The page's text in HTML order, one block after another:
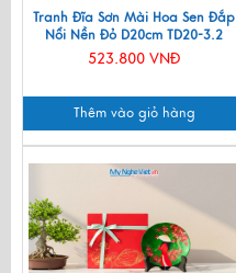
Tranh Đĩa Sơn Mài Hoa Sen Đắp
Nổi Nền Đỏ D20cm TD20-3.2
523.800 VNĐ
Thêm vào giỏ hàng